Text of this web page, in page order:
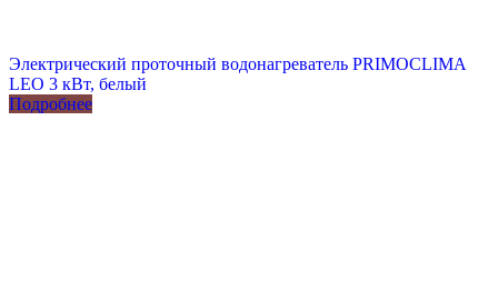
Электрический проточный водонагреватель PRIMOCLIMA
LEO 3 кВт, белый
Подробнее